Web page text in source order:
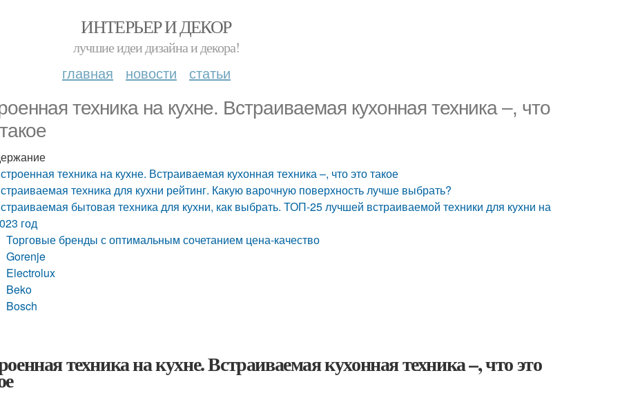
ИНТЕРЬЕР И ДЕКОР
лучшие идеи дизайна и декора!
главная новости статьи
техника на кухне. Встраиваемая кухонная техника –, что
техника на кухне. Встраиваемая кухонная техника –, что это такое
техника для кухни рейтинг. Какую варочную поверхность лучше выбрать?
бытовая техника для кухни, как выбрать. ТОП-25 лучшей встраиваемой техники для кухни на
год
Торговые бренды с оптимальным сочетанием цена-качество
Gorenje
Electrolux
Beko
Bosch
техника на кухне. Встраиваемая кухонная техника –, что это